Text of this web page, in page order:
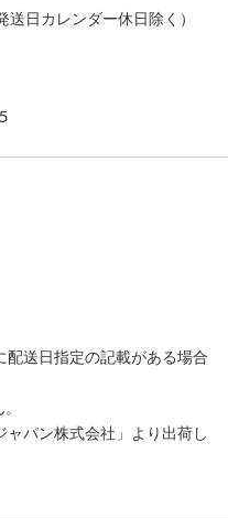
送日カレンダー休日除く）
配送日指定の記載がある場合
ャパン株式会社」より出荷し